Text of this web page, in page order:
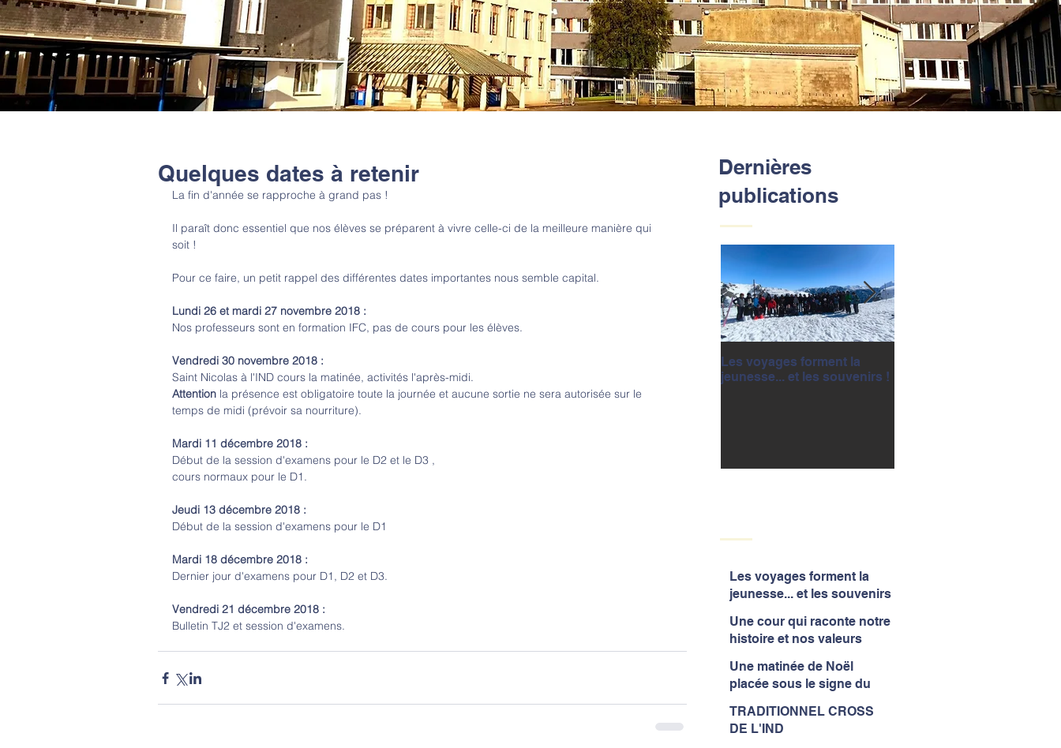
Dernières
publications
Les voyages forment la
jeunesse... et les souvenirs !
Les voyages forment la
jeunesse... et les souvenirs
Une cour qui raconte notre
histoire et nos valeurs
Une matinée de Noël
placée sous le signe du
à l'IND...
TRADITIONNEL CROSS
DE L'IND
Quelques dates à retenir
La fin d'année se rapproche à grand pas !
Il paraît donc essentiel que nos élèves se préparent à vivre celle-ci de la meilleure manière qui
soit !
Pour ce faire, un petit rappel des différentes dates importantes nous semble capital.
Lundi 26 et mardi 27 novembre 2018 :
Nos professeurs sont en formation IFC, pas de cours pour les élèves.
Vendredi 30 novembre 2018 :
Saint Nicolas à l'IND cours la matinée, activités l'après-midi.
Attention la présence est obligatoire toute la journée et aucune sortie ne sera autorisée sur le
temps de midi (prévoir sa nourriture).
Mardi 11 décembre 2018 :
Début de la session d'examens pour le D2 et le D3 ,
cours normaux pour le D1.
Jeudi 13 décembre 2018 :
Début de la session d'examens pour le D1
Mardi 18 décembre 2018 :
Dernier jour d'examens pour D1, D2 et D3.
Vendredi 21 décembre 2018 :
Bulletin TJ2 et session d'examens.